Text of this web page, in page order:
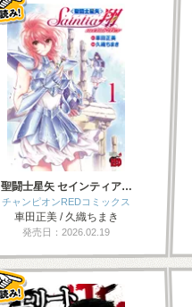
聖闘士星矢 セインティア…
チャンピオンREDコミックス
車田正美 / 久織ちまき
発売日：2026.02.19